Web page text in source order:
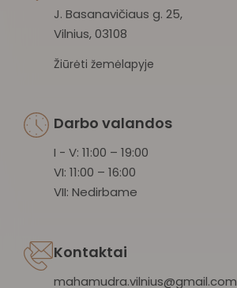
J. Basanavičiaus g. 25,
Vilnius, 03108
Žiūrėti žemėlapyje
Darbo valandos
I - V: 11:00 – 19:00
VI: 11:00 – 16:00
VII: Nedirbame
Kontaktai
mahamudra.vilnius@gmail.com